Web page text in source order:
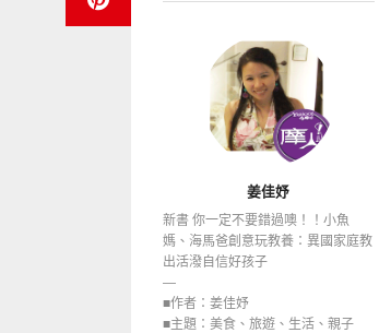
姜佳妤
新書 你一定不要錯過噢！！小魚
媽、海馬爸創意玩教養：異國家庭教
出活潑自信好孩子
—
■作者：姜佳妤
■主題：美食、旅遊、生活、親子